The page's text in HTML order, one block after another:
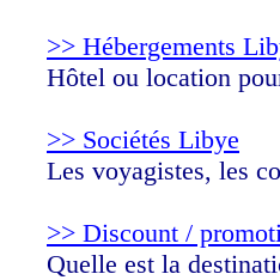
>> Hébergements
Hôtel ou location
>> Sociétés Libye
Les voyagistes, les
>> Discount /
Quelle est la